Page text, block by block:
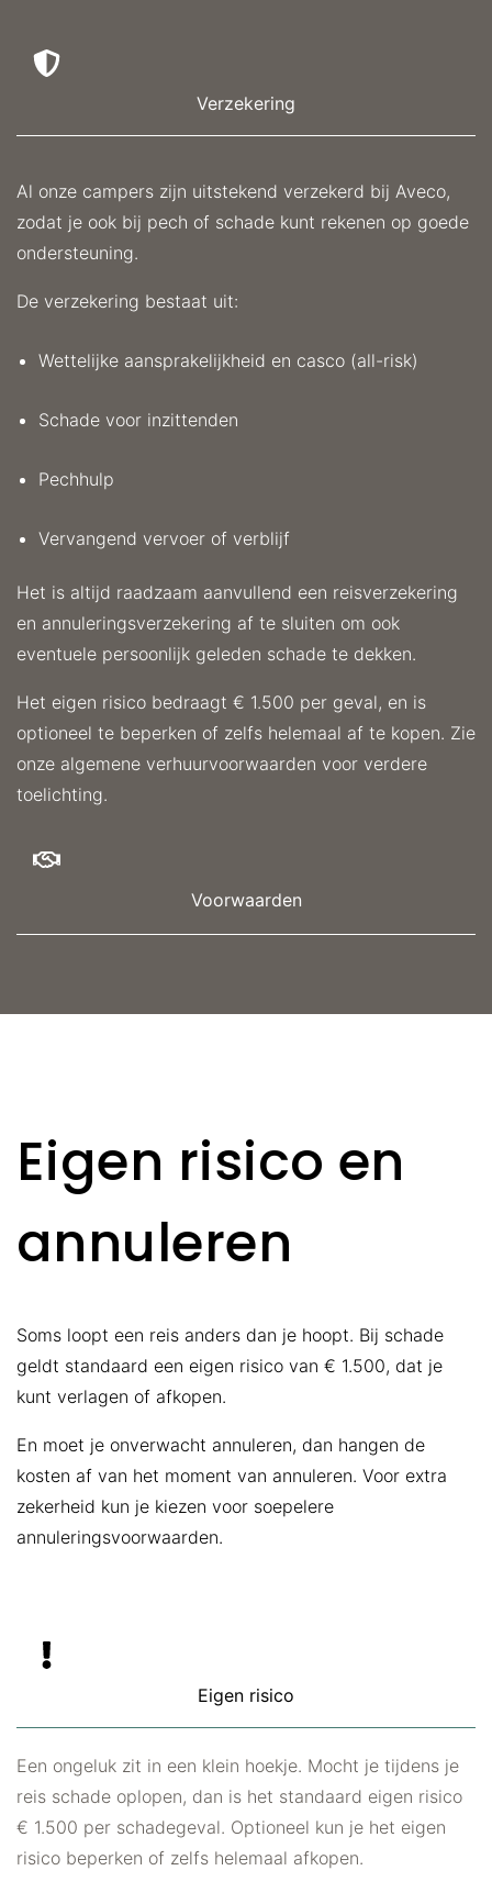
Per boeking kan slechts één kortingscode gebruikt
worden.
Verzekering
Al onze campers zijn uitstekend verzekerd bij Aveco,
zodat je ook bij pech of schade kunt rekenen op goede
ondersteuning.
De verzekering bestaat uit:
Wettelijke aansprakelijkheid en casco (all-risk)
Schade voor inzittenden
Pechhulp
Vervangend vervoer of verblijf
Het is altijd raadzaam aanvullend een reisverzekering
en annuleringsverzekering af te sluiten om ook
eventuele persoonlijk geleden schade te dekken.
Het eigen risico bedraagt € 1.500 per geval, en is
optioneel te beperken of zelfs helemaal af te kopen. Zie
onze algemene verhuurvoorwaarden voor verdere
toelichting.
Voorwaarden
Wij gaan op een zorgvuldige manier om met je
persoonlijke gegevens. In ons privacybeleid kun je
nalezen hoe we dit concreet invullen.
Eigen risico en
annuleren
Soms loopt een reis anders dan je hoopt. Bij schade
geldt standaard een eigen risico van € 1.500, dat je
kunt verlagen of afkopen.
En moet je onverwacht annuleren, dan hangen de
kosten af van het moment van annuleren. Voor extra
zekerheid kun je kiezen voor soepelere
annuleringsvoorwaarden.
Eigen risico
Een ongeluk zit in een klein hoekje. Mocht je tijdens je
reis schade oplopen, dan is het standaard eigen risico
€ 1.500 per schadegeval. Optioneel kun je het eigen
risico beperken of zelfs helemaal afkopen.